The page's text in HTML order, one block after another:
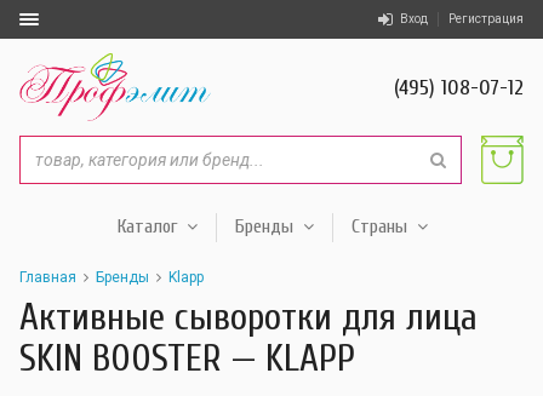
Вход Регистрация
(495) 108-07-12
Каталог Бренды Страны
Главная Бренды Klapp
Активные сыворотки для лица
SKIN BOOSTER — KLAPP